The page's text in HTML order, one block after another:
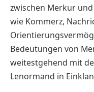
zwischen Merkur
wie Kommerz,
Bedeutungen von
weitestgehend mit
Lenormand in